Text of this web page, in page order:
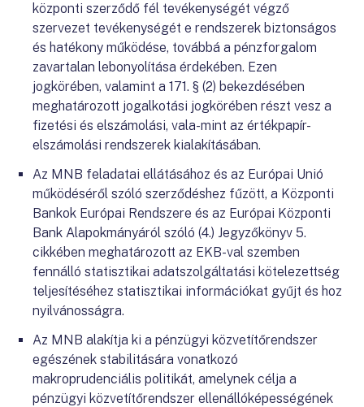
központi szerződő fél tevékenységét végző
szervezet tevékenységét e rendszerek biztonságos
és hatékony működése, továbbá a pénzforgalom
zavartalan lebonyolítása érdekében. Ezen
jogkörében, valamint a 171. § (2) bekezdésében
meghatározott jogalkotási jogkörében részt vesz a
fizetési és elszámolási, vala-mint az értékpapír-
elszámolási rendszerek kialakításában.
Az MNB feladatai ellátásához és az Európai Unió
működéséről szóló szerződéshez fűzött, a Központi
Bankok Európai Rendszere és az Európai Központi
Bank Alapokmányáról szóló (4.) Jegyzőkönyv 5.
cikkében meghatározott az EKB-val szemben
fennálló statisztikai adatszolgáltatási kötelezettség
teljesítéséhez statisztikai információkat gyűjt és hoz
nyilvánosságra.
Az MNB alakítja ki a pénzügyi közvetítőrendszer
egészének stabilitására vonatkozó
makroprudenciális politikát, amelynek célja a
pénzügyi közvetítőrendszer ellenállóképességének